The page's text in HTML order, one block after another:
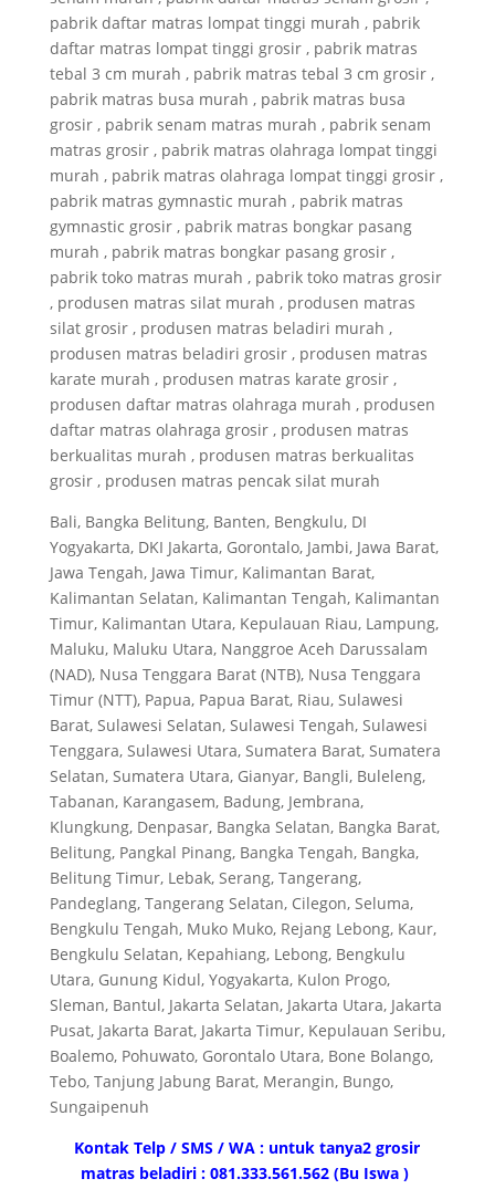
pabrik daftar matras lompat tinggi murah , pabrik
daftar matras lompat tinggi grosir , pabrik matras
tebal 3 cm murah , pabrik matras tebal 3 cm grosir ,
pabrik matras busa murah , pabrik matras busa
grosir , pabrik senam matras murah , pabrik senam
matras grosir , pabrik matras olahraga lompat tinggi
murah , pabrik matras olahraga lompat tinggi grosir ,
pabrik matras gymnastic murah , pabrik matras
gymnastic grosir , pabrik matras bongkar pasang
murah , pabrik matras bongkar pasang grosir ,
pabrik toko matras murah , pabrik toko matras grosir
, produsen matras silat murah , produsen matras
silat grosir , produsen matras beladiri murah ,
produsen matras beladiri grosir , produsen matras
karate murah , produsen matras karate grosir ,
produsen daftar matras olahraga murah , produsen
daftar matras olahraga grosir , produsen matras
berkualitas murah , produsen matras berkualitas
grosir , produsen matras pencak silat murah
Bali, Bangka Belitung, Banten, Bengkulu, DI
Yogyakarta, DKI Jakarta, Gorontalo, Jambi, Jawa Barat,
Jawa Tengah, Jawa Timur, Kalimantan Barat,
Kalimantan Selatan, Kalimantan Tengah, Kalimantan
Timur, Kalimantan Utara, Kepulauan Riau, Lampung,
Maluku, Maluku Utara, Nanggroe Aceh Darussalam
(NAD), Nusa Tenggara Barat (NTB), Nusa Tenggara
Timur (NTT), Papua, Papua Barat, Riau, Sulawesi
Barat, Sulawesi Selatan, Sulawesi Tengah, Sulawesi
Tenggara, Sulawesi Utara, Sumatera Barat, Sumatera
Selatan, Sumatera Utara, Gianyar, Bangli, Buleleng,
Tabanan, Karangasem, Badung, Jembrana,
Klungkung, Denpasar, Bangka Selatan, Bangka Barat,
Belitung, Pangkal Pinang, Bangka Tengah, Bangka,
Belitung Timur, Lebak, Serang, Tangerang,
Pandeglang, Tangerang Selatan, Cilegon, Seluma,
Bengkulu Tengah, Muko Muko, Rejang Lebong, Kaur,
Bengkulu Selatan, Kepahiang, Lebong, Bengkulu
Utara, Gunung Kidul, Yogyakarta, Kulon Progo,
Sleman, Bantul, Jakarta Selatan, Jakarta Utara, Jakarta
Pusat, Jakarta Barat, Jakarta Timur, Kepulauan Seribu,
Boalemo, Pohuwato, Gorontalo Utara, Bone Bolango,
Tebo, Tanjung Jabung Barat, Merangin, Bungo,
Sungaipenuh
Kontak Telp / SMS / WA : untuk tanya2 grosir
matras beladiri : 081.333.561.562 (Bu Iswa )